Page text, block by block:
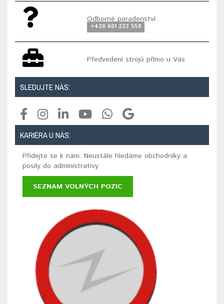
Odborné poradenství
+420 601 222 558
Předvedení strojů přímo u Vás
SLEDUJTE NÁS:
KARIÉRA U NÁS:
Přidejte se k nám. Neustále hledáme obchodníky a
posily do administrativy
SEZNAM VOLNÝCH POZIC